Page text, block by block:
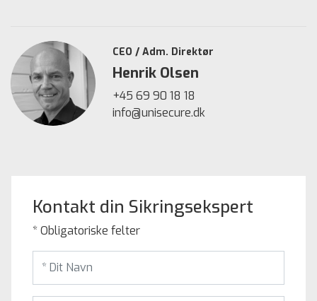
CEO / Adm. Direktør
Henrik Olsen
+45 69 90 18 18
info@unisecure.dk
Kontakt din Sikringsekspert
* Obligatoriske felter